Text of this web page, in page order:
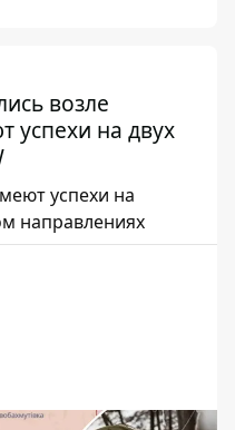
возле
успехи на двух
успехи на
направлениях